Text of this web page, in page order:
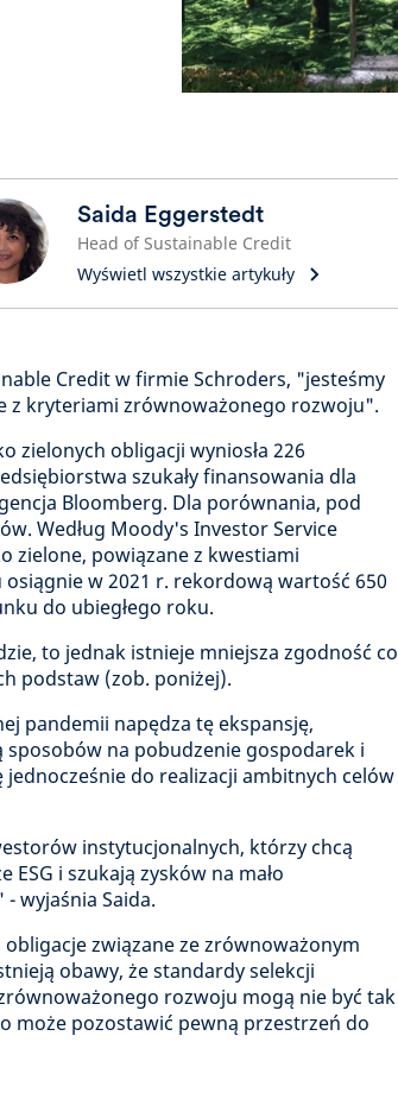
Saida Eggerstedt
Head of Sustainable Credit
Wyświetl wszystkie artykuły
Credit w firmie Schroders, "jesteśmy
z kryteriami zrównoważonego rozwoju".
zielonych obligacji wyniosła 226
szukały finansowania dla
Bloomberg. Dla porównania, pod
Według Moody's Investor Service
zielone, powiązane z kwestiami
w 2021 r. rekordową wartość 650
do ubiegłego roku.
to jednak istnieje mniejsza zgodność co
podstaw (zob. poniżej).
pandemii napędza tę ekspansję,
sposobów na pobudzenie gospodarek i
do realizacji ambitnych celów
instytucjonalnych, którzy chcą
ESG i szukają zysków na mało
wyjaśnia Saida.
związane ze zrównoważonym
obawy, że standardy selekcji
rozwoju mogą nie być tak
może pozostawić pewną przestrzeń do